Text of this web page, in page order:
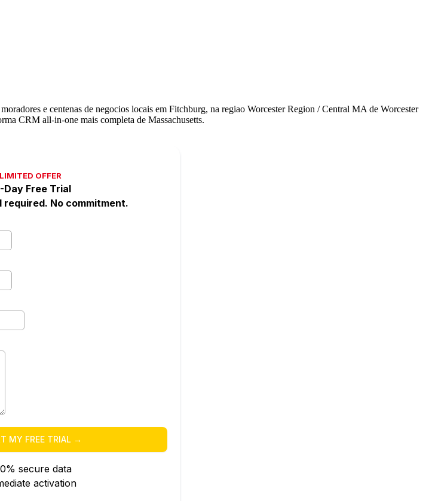
e centenas de negocios locais em Fitchburg, na regiao Worcester Region / Central MA de Worcester
CRM all-in-one mais completa de Massachusetts.